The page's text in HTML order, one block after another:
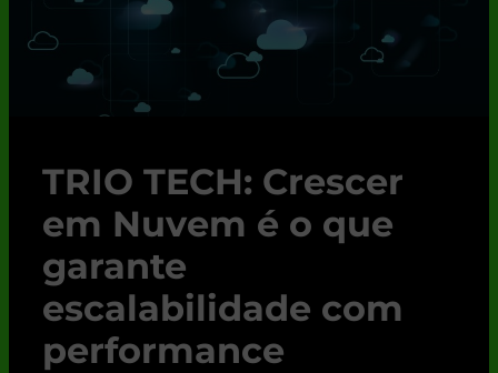
TRIO TECH: Crescer
em Nuvem é o que
garante
escalabilidade com
performance